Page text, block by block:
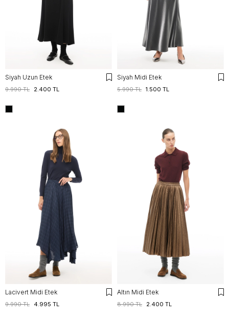
Siyah Uzun Etek
2.400 TL
9.990 TL
Siyah Midi Etek
1.500 TL
5.990 TL
Lacivert Midi Etek
4.995 TL
9.990 TL
Altın Midi Etek
2.400 TL
8.990 TL